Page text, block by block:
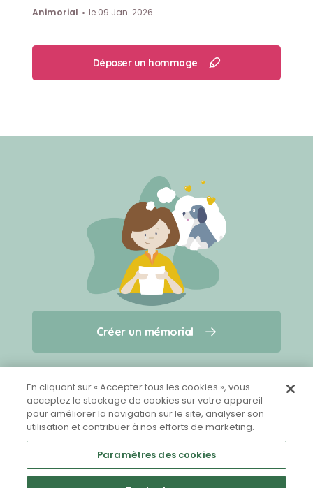
Créer un mémorial
Qui sommes-nous ?
Nous contacter
Partager sur Facebook
Animorial
le 09 Jan. 2026
Déposer un hommage
Créer un mémorial
En cliquant sur « Accepter tous les cookies », vous
acceptez le stockage de cookies sur votre appareil
pour améliorer la navigation sur le site, analyser son
utilisation et contribuer à nos efforts de marketing.
Paramètres des cookies